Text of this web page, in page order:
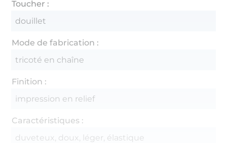
Toucher :
douillet
Mode de fabrication :
tricoté en chaîne
Finition :
impression en relief
Caractéristiques :
duveteux, doux, léger, élastique